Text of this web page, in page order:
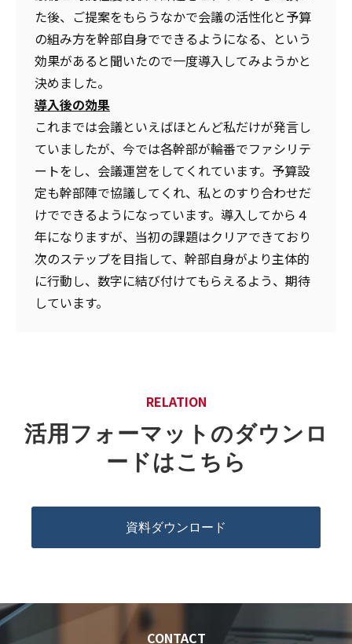
た後、ご提案をもらうなかで会議の活性化と予算
の組み方を幹部自身でできるようになる、という
効果があると聞いたので一度導入してみようかと
決めました。
導入後の効果
これまでは会議といえばほとんど私だけが発言し
ていましたが、今では各幹部が輪番でファシリテ
ートをし、会議運営をしてくれています。予算設
定も幹部陣で協議してくれ、私とのすり合わせだ
けでできるようになっています。導入してから４
年になりますが、当初の課題はクリアできており
次のステップを目指して、幹部自身がより主体的
に行動し、数字に結び付けてもらえるよう、期待
しています。
RELATION
活用フォーマットのダウンロ
ードはこちら
資料ダウンロード
CONTACT